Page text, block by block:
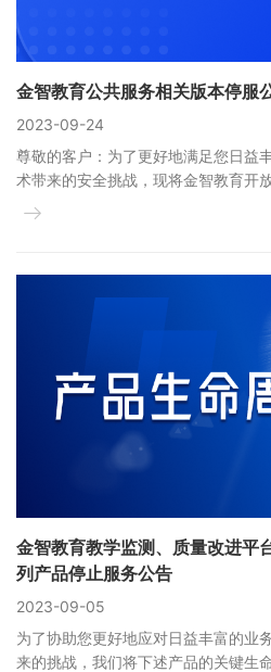
金智教育公共服务相关版本停服
2023-09-24
尊敬的客户：为了更好地满足您日益
术带来的安全挑战，现将金智教育开
V1.0、V4.0（以下简称“公共服务
金智教育教学监测、质量改进平
列产品停止服务公告
2023-09-05
为了协助您更好地应对日益丰富的业
来的挑战，我们将下述产品的关键生